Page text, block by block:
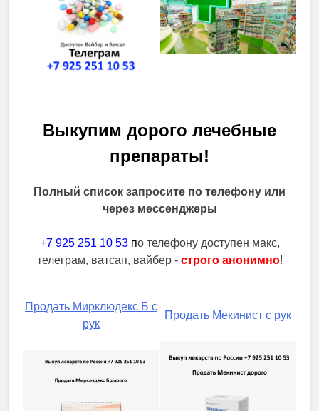
Выкупим дорого лечебные
препараты!
Полный список запросите по телефону или
через мессенджеры
+7 925 251 10 53по телефону доступен макс,
телеграм, ватсап, вайбер - строго анонимно!
Продать Мирклюдекс Б с
рук
Продать Мекинист с рук